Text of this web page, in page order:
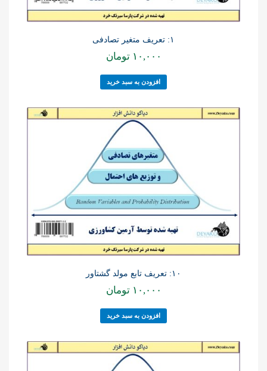
۱: تعریف متغیر تصادفی
۱۰,۰۰۰ تومان
افزودن به سبد خرید
۱۰: تعریف تابع مولد گشتاور
۱۰,۰۰۰ تومان
افزودن به سبد خرید